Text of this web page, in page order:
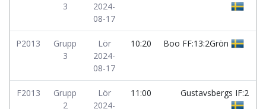
3
2024-
08-17
P2013
Grupp
3
Lör
2024-
08-17
10:20 Boo FF:13:2Grön
F2013
Grupp
2
Lör
2024-
11:00 Gustavsbergs IF:2